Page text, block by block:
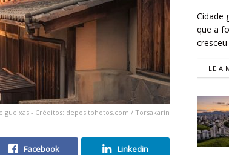
- Créditos: depositphotos.com / Torsakarin
Facebook Linkedin
Cidade
que a
cresceu
LEIA